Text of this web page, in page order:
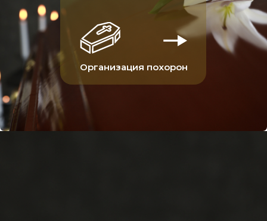
Организация похорон